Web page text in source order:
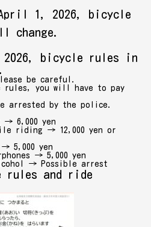
April 1, 2026, bicycle
change.
bicycle rules in
be careful.
rules, you will have to pay
arrested by the police.
6,000 yen
riding → 12,000 yen or
5,000 yen
→ 5,000 yen
→ Possible arrest
rules and ride